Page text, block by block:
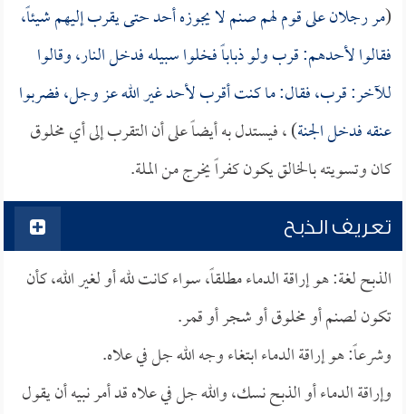
(مر رجلان على قوم لهم صنم لا يجوزه أحد حتى يقرب إليهم شيئاً،
فقالوا لأحدهم: قرب ولو ذباباً فخلوا سبيله فدخل النار، وقالوا
للآخر: قرب، فقال: ما كنت أقرب لأحد غير الله عز وجل، فضربوا
عنقه فدخل الجنة) ، فيستدل به أيضاً على أن التقرب إلى أي مخلوق
كان وتسويته بالخالق يكون كفراً يخرج من الملة.
تعريف الذبح
الذبح لغة: هو إراقة الدماء مطلقاً، سواء كانت لله أو لغير الله، كأن
تكون لصنم أو مخلوق أو شجر أو قمر.
وشرعاً: هو إراقة الدماء ابتغاء وجه الله جل في علاه.
وإراقة الدماء أو الذبح نسك، والله جل في علاه قد أمر نبيه أن يقول